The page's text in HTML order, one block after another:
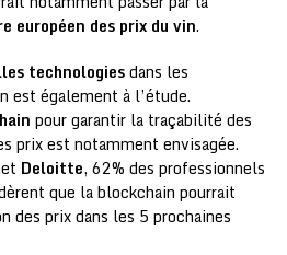
européen des prix du vin.
technologiesdans les
est également à l’étude.
pour garantir la traçabilité des
prix est notamment envisagée.
Deloitte, 62% des professionnels
que la blockchain pourrait
des prix dans les 5 prochaines